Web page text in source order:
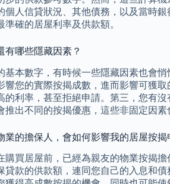
個人信貸狀況、其他債務，以及當時
準確的居屋利率及供款額。
有哪些隱藏因素？
基本數字，有時候一些隱藏因素也會
響您的實際按揭成數，進而影響可獲
的利率，甚至拒絕申請。第三，您有
推出不同的按揭優惠，這些非固定因素
業的擔保人，會如何影響我的居屋按揭
購買居屋前，已經為親友的物業按揭
貸款的供款額，連同您自己的入息和